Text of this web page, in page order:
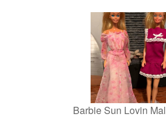
Barbie Sun Lovin